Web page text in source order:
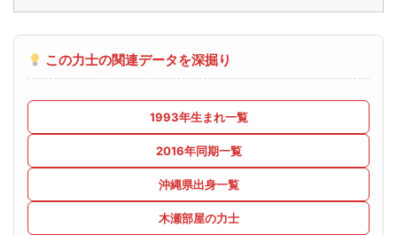
この力士の関連データを深掘り
1993年生まれ一覧
2016年同期一覧
沖縄県出身一覧
木瀬部屋の力士